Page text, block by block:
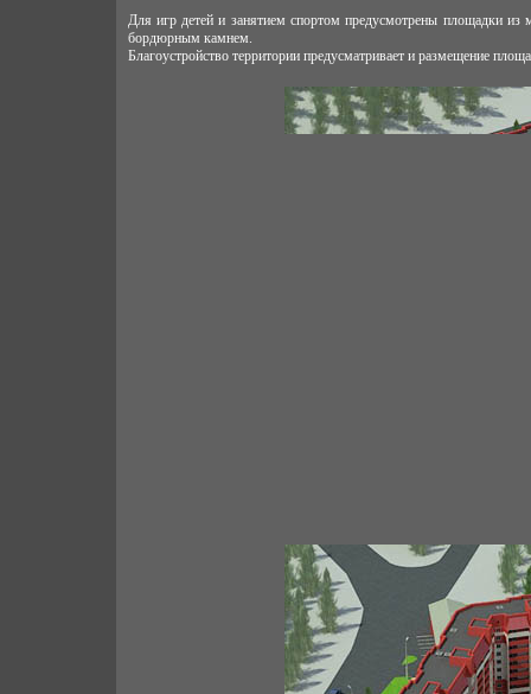
Для игр детей и занятием спортом предусмотрены площадки
бордюрным камнем.
Благоустройство территории предусматривает и размещение